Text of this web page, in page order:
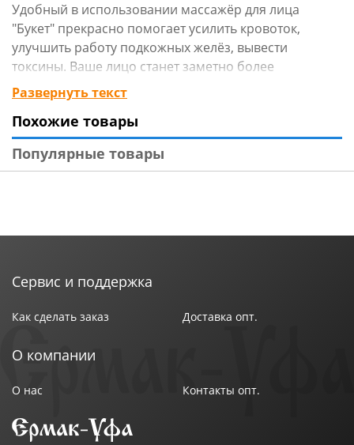
Удобный в использовании массажёр для лица
"Букет" прекрасно помогает усилить кровоток,
улучшить работу подкожных желёз, вывести
токсины. Ваше лицо станет заметно более
тонизированным и свежим при сбалансированном
питании и регулярном использовании массажера.
Развернуть текст
Похожие товары
Популярные товары
Сервис и поддержка
Как сделать заказ Доставка опт.
О компании
О нас Контакты опт.